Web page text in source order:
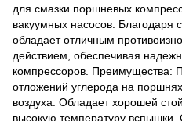
для смазки поршневых
вакуумных насосов.
обладает отличным
действием, обеспечивая
компрессоров. Преимущества:
отложений углерода на
воздуха. Обладает хорошей
высокую температуру